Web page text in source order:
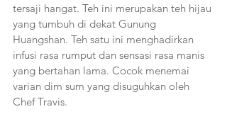
tersaji hangat. Teh ini merupakan teh hijau
yang tumbuh di dekat Gunung
Huangshan. Teh satu ini menghadirkan
infusi rasa rumput dan sensasi rasa manis
yang bertahan lama. Cocok menemai
varian dim sum yang disuguhkan oleh
Chef Travis.